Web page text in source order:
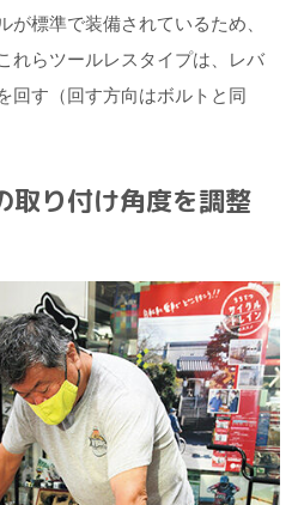
標準で装備されているため、
れらツールレスタイプは、レバ
回す（回す方向はボルトと同
取り付け角度を調整